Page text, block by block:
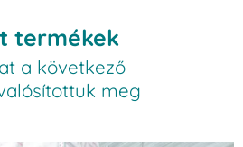
termékek
a következő
meg